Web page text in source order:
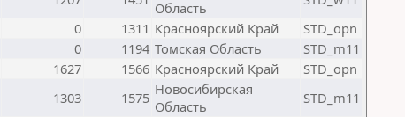
Область
0 1311 Красноярский Край
STD_opn
0 1194 Томская Область
STD_m11
1627 1566 Красноярский Край
STD_opn
1303 1575 Новосибирская
Область
STD_m11